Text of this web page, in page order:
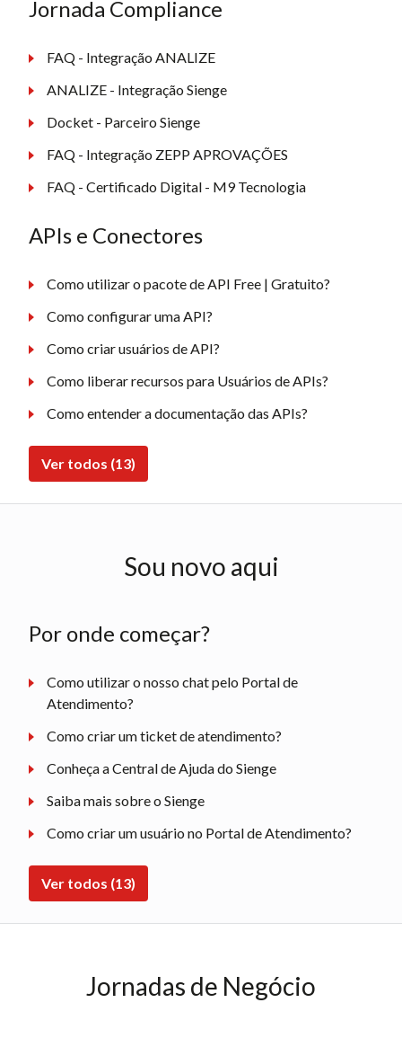
Jornada Compliance
FAQ - Integração ANALIZE
ANALIZE - Integração Sienge
Docket - Parceiro Sienge
FAQ - Integração ZEPP APROVAÇÕES
FAQ - Certificado Digital - M9 Tecnologia
APIs e Conectores
Como utilizar o pacote de API Free | Gratuito?
Como configurar uma API?
Como criar usuários de API?
Como liberar recursos para Usuários de APIs?
Como entender a documentação das APIs?
Ver todos (13)
Sou novo aqui
Por onde começar?
Como utilizar o nosso chat pelo Portal de
Atendimento?
Como criar um ticket de atendimento?
Conheça a Central de Ajuda do Sienge
Saiba mais sobre o Sienge
Como criar um usuário no Portal de Atendimento?
Ver todos (13)
Jornadas de Negócio